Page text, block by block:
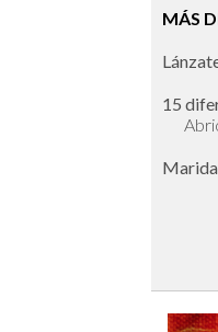
MÁS
15